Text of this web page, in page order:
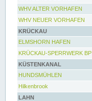
WHV ALTER VORHAFEN
WHV NEUER VORHAFEN
KRÜCKAU
ELMSHORN HAFEN
KRÜCKAU-SPERRWERK BP
KÜSTENKANAL
HUNDSMÜHLEN
Hilkenbrook
LAHN